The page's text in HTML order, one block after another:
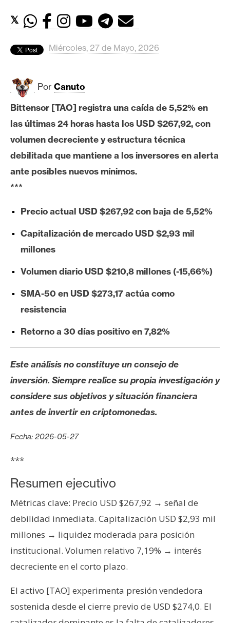
d
s
B
t
c
o
i
t
h
e
r
u
m
I
A
á
l
s
N
o
t
a
s
d
P
r
𝕏
Miércoles, 27 de Mayo, 2026
Por Canuto
Bittensor [TAO] registra una caída de 5,52% en
las últimas 24 horas hasta los USD $267,92, con
volumen decreciente y estructura técnica
debilitada que mantiene a los inversores en alerta
ante posibles nuevos mínimos.
***
Precio actual USD $267,92 con baja de 5,52%
Capitalización de mercado USD $2,93 mil
millones
Volumen diario USD $210,8 millones (-15,66%)
SMA-50 en USD $273,17 actúa como
resistencia
Retorno a 30 días positivo en 7,82%
Este análisis no constituye un consejo de
inversión. Siempre realice su propia investigación y
considere sus objetivos y situación financiera
antes de invertir en criptomonedas.
Fecha: 2026-05-27
***
Resumen ejecutivo
Métricas clave: Precio USD $267,92 → señal de
debilidad inmediata. Capitalización USD $2,93 mil
millones → liquidez moderada para posición
institucional. Volumen relativo 7,19% → interés
decreciente en el corto plazo.
El activo [TAO] experimenta presión vendedora
sostenida desde el cierre previo de USD $274,0. El